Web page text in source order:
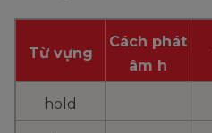
Từ vựng
Cách phát
âm h
hold